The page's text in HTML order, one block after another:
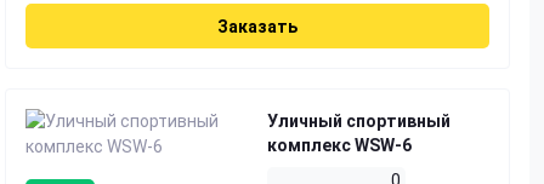
Заказать
Уличный спортивный
комплекс WSW-6